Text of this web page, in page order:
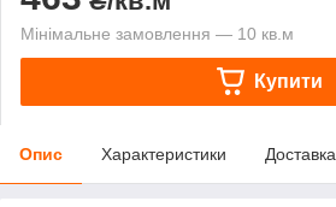
Мінімальне замовлення — 10 кв.м
Купити
Опис Характеристики Доставка